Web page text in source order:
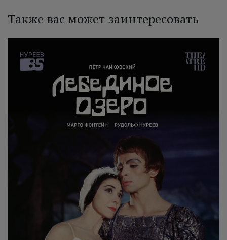
Также вас может заинтересовать